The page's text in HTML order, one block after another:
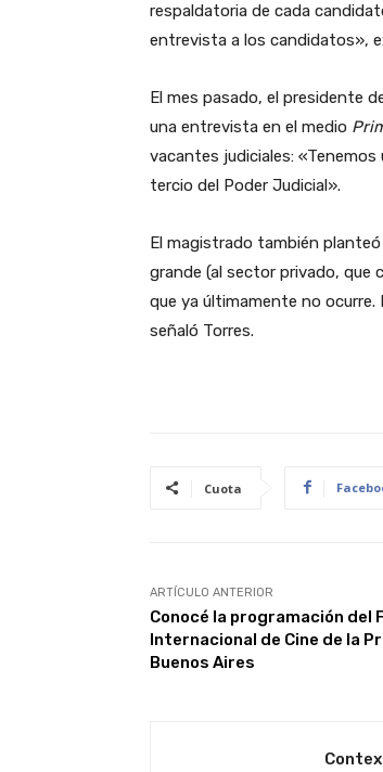
respaldatoria de cada
entrevista a los candidatos»,
El mes pasado, el presidente
una entrevista en el medio
vacantes judiciales:
tercio del Poder Judicial».
El magistrado también
grande (al sector privado, que
que ya últimamente no
señaló Torres.
Cuota
ARTÍCULO ANTERIOR
Conocé la programación del
Internacional de Cine de la
Buenos Aires